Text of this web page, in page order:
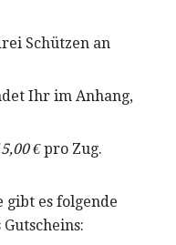
Schützen an
Ihr im Anhang,
€pro Zug.
gibt es folgende